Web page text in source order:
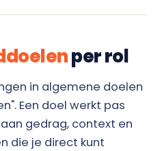
per rol
in algemene doelen
Een doel werkt pas
gedrag, context en
die je direct kunt